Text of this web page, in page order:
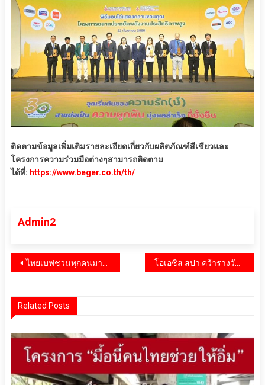
ติดตามข้อมูลเพิ่มเติมรายละเอียดเกี่ยวกับผลิตภัณฑ์สีเขียวและ
โครงการความร่วมมือต่างๆสามารถติดตาม
ได้ที่: https://www.beger.co.th/th/
Admin2
แนะแนว
ไทยเบฟชวนทุกคนมาร่วมสร้างสมดุลที่ดีเพื่อโลกที่ยั่งยืน ที่ “บูทไทยเบฟ” ในงาน Sustainability Expo 2025 โอเอซิส สปา คว้ารางวัลดีเด่น Thailand Tourism Awards 2025
Related Posts